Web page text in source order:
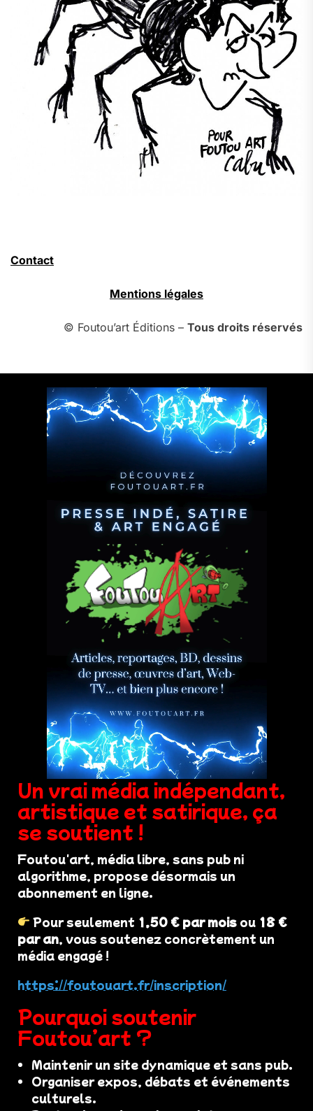
Contact
Mentions légales
© Foutou’art Éditions – Tous droits réservés
Un vrai média indépendant,
artistique et satirique, ça
se soutient !
Foutou'art, média libre, sans pub ni
algorithme, propose désormais un
abonnement en ligne.
Pour seulement 1,50 € par mois ou 18 €
par an, vous soutenez concrètement un
média engagé !
https://foutouart.fr/inscription/
Pourquoi soutenir
Foutou’art ?
Maintenir un site dynamique et sans pub.
Organiser expos, débats et événements
culturels.